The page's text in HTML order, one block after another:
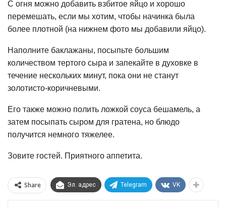
С огня можно добавить взбитое яйцо и хорошо
перемешать, если мы хотим, чтобы начинка была
более плотной (на нижнем фото мы добавили яйцо).
Наполните баклажаны, посыпьте большим
количеством тертого сыра и запекайте в духовке в
течение нескольких минут, пока они не станут
золотисто-коричневыми.
Его также можно полить ложкой соуса бешамель, а
затем посыпать сыром для гратена, но блюдо
получится немного тяжелее.
Зовите гостей. Приятного аппетита.
Share Эл. адрес Telegram VK